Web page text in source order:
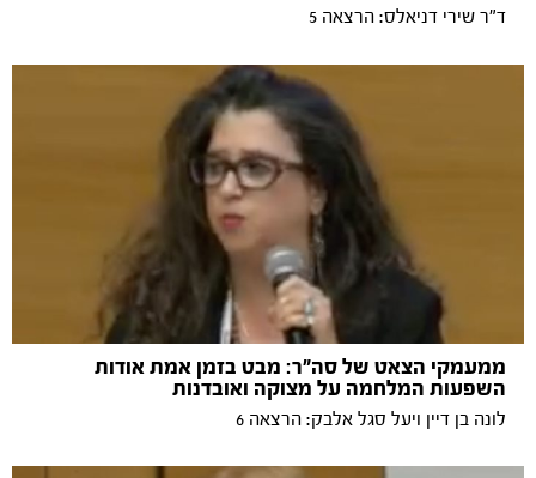
ד"ר שירי דניאלס: הרצאה 5
ממעמקי הצאט של סה"ר: מבט בזמן אמת אודות
השפעות המלחמה על מצוקה ואובדנות
לונה בן דיין ויעל סגל אלבק: הרצאה 6